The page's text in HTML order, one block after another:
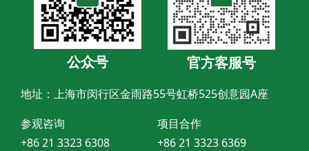
公众号 官方客服号
地址：上海市闵行区金雨路55号虹桥525创意园A座
参观咨询
+86 21 3323 6308
项目合作
+86 21 3323 6369